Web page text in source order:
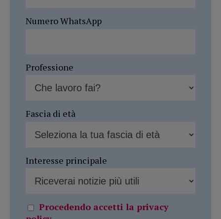
Numero WhatsApp
Professione
Fascia di età
Interesse principale
Procedendo accetti la privacy